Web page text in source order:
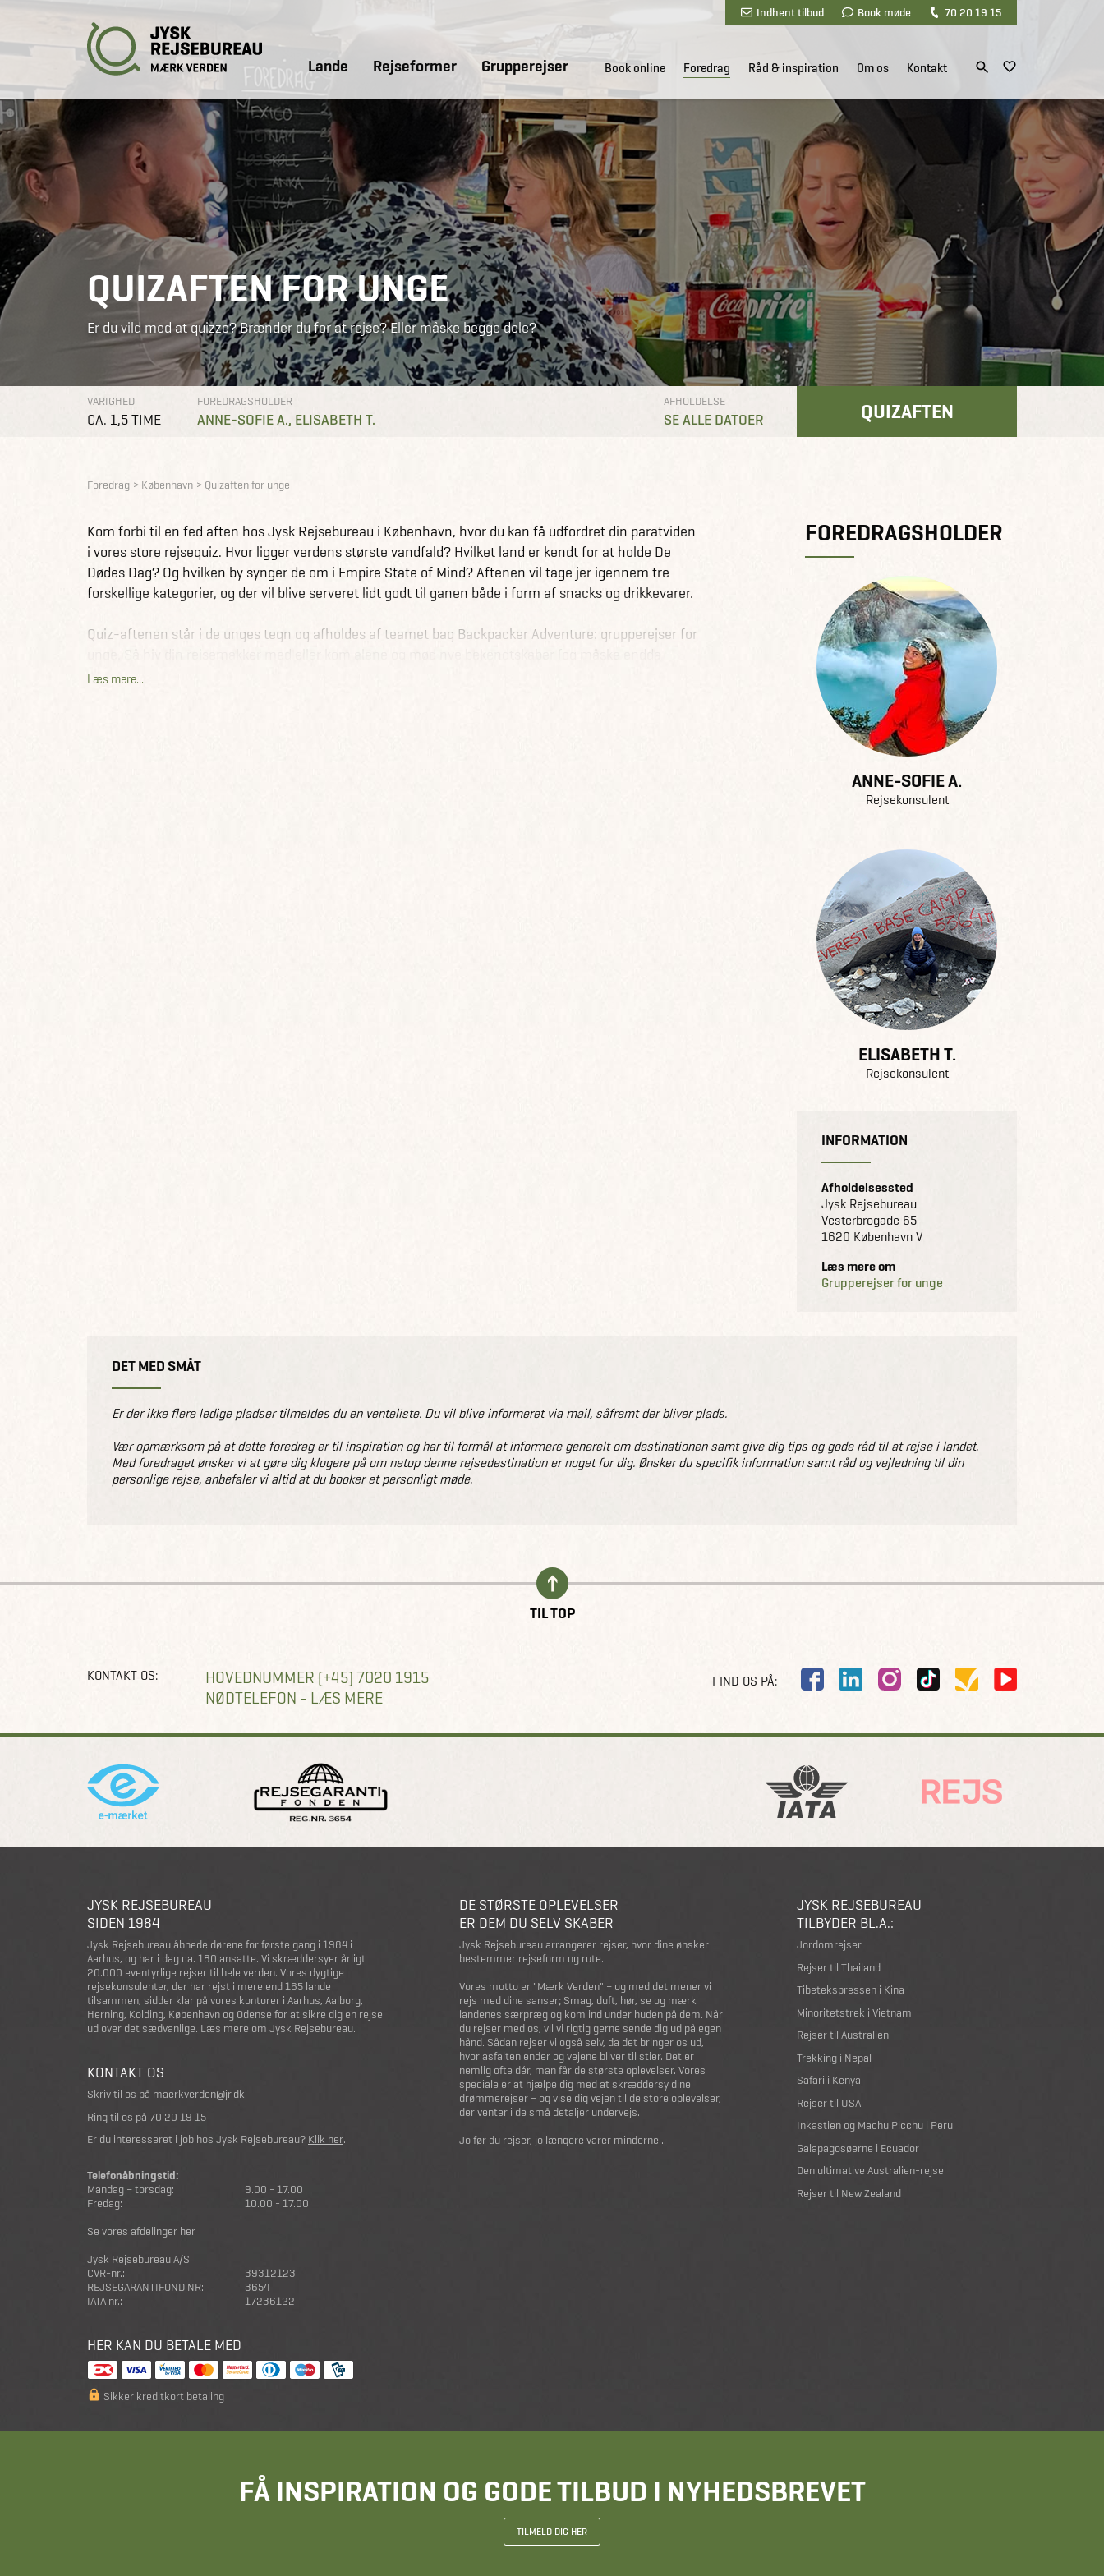
Indhent tilbud Book møde 70 20 19 15
Lande Rejseformer Grupperejser Book online Foredrag Råd & inspiration Om os Kontakt
QUIZAFTEN FOR UNGE
Er du vild med at quizze? Brænder du for at rejse? Eller måske begge dele?
VARIGHED
CA. 1,5 TIME
FOREDRAGSHOLDER
ANNE-SOFIE A. ELISABETH T.
AFHOLDELSE
SE ALLE DATOER QUIZAFTEN
Foredrag København Quizaften for unge
Kom forbi til en fed aften hos Jysk Rejsebureau i København, hvor du kan få udfordret din paratviden
i vores store rejsequiz. Hvor ligger verdens største vandfald? Hvilket land er kendt for at holde De
Dødes Dag? Og hvilken by synger de om i Empire State of Mind? Aftenen vil tage jer igennem tre
forskellige kategorier, og der vil blive serveret lidt godt til ganen både i form af snacks og drikkevarer.
Quiz-aftenen står i de unges tegn og afholdes af teamet bag Backpacker Adventure: grupperejser for
kommende rejsekammerater). Vent ikke for længe med at tilmelde dig, da vi har et begrænset antal
Læs mere...
FOREDRAGSHOLDER
ANNE-SOFIE A.
Rejsekonsulent
ELISABETH T.
Rejsekonsulent
INFORMATION
Afholdelsessted
Jysk Rejsebureau
Vesterbrogade 65
1620 København V
Læs mere om
Grupperejser for unge
DET MED SMÅT
Er der ikke flere ledige pladser tilmeldes du en venteliste. Du vil blive informeret via mail, såfremt der bliver plads.
Vær opmærksom på at dette foredrag er til inspiration og har til formål at informere generelt om destinationen samt give dig tips og gode råd til at rejse i landet.
Med foredraget ønsker vi at gøre dig klogere på om netop denne rejsedestination er noget for dig. Ønsker du specifik information samt råd og vejledning til din
personlige rejse, anbefaler vi altid at du booker et personligt møde.
TIL TOP
KONTAKT OS:
HOVEDNUMMER (+45) 7020 1915
NØDTELEFON - LÆS MERE
FIND OS PÅ:
JYSK REJSEBUREAU
SIDEN 1984
Jysk Rejsebureau åbnede dørene for første gang i 1984 i
Aarhus, og har i dag ca. 180 ansatte. Vi skræddersyer årligt
20.000 eventyrlige rejser til hele verden. Vores dygtige
rejsekonsulenter, der har rejst i mere end 165 lande
tilsammen, sidder klar på vores kontorer i Aarhus, Aalborg,
Herning, Kolding, København og Odense for at sikre dig en rejse
ud over det sædvanlige. Læs mere om Jysk Rejsebureau.
KONTAKT OS
Skriv til os på maerkverden@jr.dk
Ring til os på 70 20 19 15
Er du interesseret i job hos Jysk Rejsebureau? Klik her.
Telefonåbningstid:
Mandag – torsdag:
9.00 - 17.00
Fredag:
10.00 - 17.00
Se vores afdelinger her
Jysk Rejsebureau A/S
CVR-nr.:
39312123
REJSEGARANTIFOND NR:
3654
IATA nr.:
17236122
HER KAN DU BETALE MED
Sikker kreditkort betaling
DE STØRSTE OPLEVELSER
ER DEM DU SELV SKABER
Jysk Rejsebureau arrangerer rejser, hvor dine ønsker
bestemmer rejseform og rute.
Vores motto er "Mærk Verden" – og med det mener vi
rejs med dine sanser; Smag, duft, hør, se og mærk
landenes særpræg og kom ind under huden på dem. Når
du rejser med os, vil vi rigtig gerne sende dig ud på egen
hånd. Sådan rejser vi også selv, da det bringer os ud,
hvor asfalten ender og vejene bliver til stier. Det er
nemlig ofte dér, man får de største oplevelser. Vores
speciale er at hjælpe dig med at skræddersy dine
drømmerejser – og vise dig vejen til de store oplevelser,
der venter i de små detaljer undervejs.
Jo før du rejser, jo længere varer minderne...
JYSK REJSEBUREAU
TILBYDER BL.A.:
Jordomrejser
Rejser til Thailand
Tibetekspressen i Kina
Minoritetstrek i Vietnam
Rejser til Australien
Trekking i Nepal
Safari i Kenya
Rejser til USA
Inkastien og Machu Picchu i Peru
Galapagosøerne i Ecuador
Den ultimative Australien-rejse
Rejser til New Zealand
FÅ INSPIRATION OG GODE TILBUD I NYHEDSBREVET
TILMELD DIG HER